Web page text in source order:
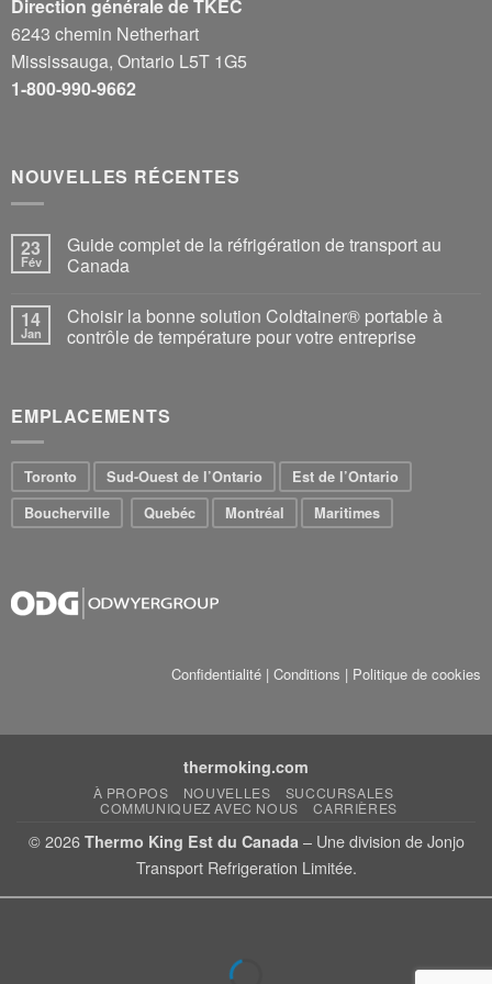
Direction générale de TKEC
6243 chemin Netherhart
Mississauga, Ontario L5T 1G5
1-800-990-9662
NOUVELLES RÉCENTES
23
Fév
Guide complet de la réfrigération de transport au
Canada
14
Jan
Choisir la bonne solution Coldtainer® portable à
contrôle de température pour votre entreprise
EMPLACEMENTS
Toronto Sud-Ouest de l’Ontario
Est de l’Ontario
Boucherville
Quebéc Montréal Maritimes
Confidentialité | Conditions | Politique de cookies
thermoking.com
À PROPOS NOUVELLES
SUCCURSALES
COMMUNIQUEZ AVEC NOUS
CARRIÈRES
© 2026 Thermo King Est du Canada– Une division de Jonjo
Transport Refrigeration Limitée.